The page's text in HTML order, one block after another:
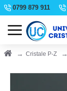
0799 879 911
Cristale P-Z